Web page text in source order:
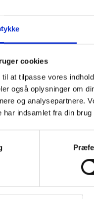
cookies
at tilpasse vores
også oplysninger om
og analysepartnere.
har indsamlet fra din brug